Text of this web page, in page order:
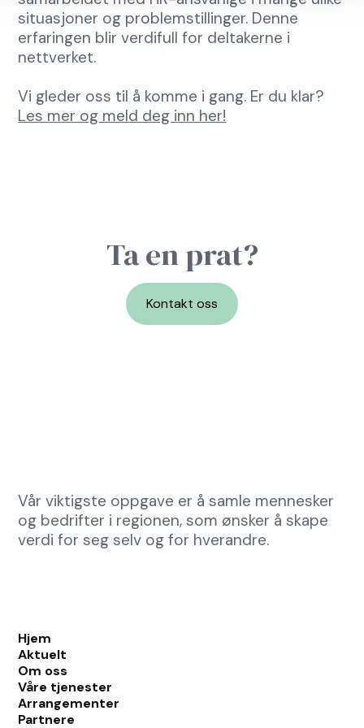
situasjoner og problemstillinger. Denne
erfaringen blir verdifull for deltakerne i
nettverket.
Vi gleder oss til å komme i gang. Er du klar?
Les mer og meld deg inn her!
Ta en prat?
Kontakt oss
Vår viktigste oppgave er å samle mennesker
og bedrifter i regionen, som ønsker å skape
verdi for seg selv og for hverandre.
Hjem
Aktuelt
Om oss
Våre tjenester
Arrangementer
Partnere